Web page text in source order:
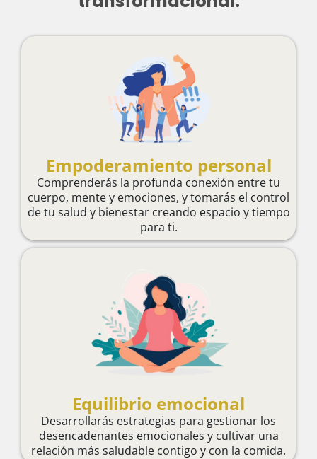
Empoderamiento personal
Comprenderás la profunda conexión entre tu
cuerpo, mente y emociones, y tomarás el control
de tu salud y bienestar creando espacio y tiempo
para ti.
Equilibrio emocional
Desarrollarás estrategias para gestionar los
desencadenantes emocionales y cultivar una
relación más saludable contigo y con la comida.